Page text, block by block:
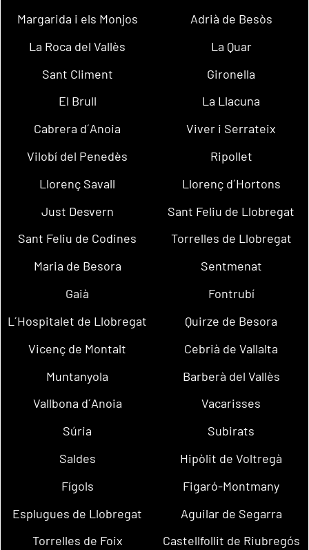
Margarida i els Monjos
Adrià de Besòs
La Roca del Vallès
La Quar
Sant Climent
Gironella
El Brull
La Llacuna
Cabrera d´Anoia
Viver i Serrateix
Vilobí del Penedès
Ripollet
Llorenç Savall
Llorenç d´Hortons
Just Desvern
Sant Feliu de Llobregat
Sant Feliu de Codines
Torrelles de Llobregat
Maria de Besora
Sentmenat
Gaià
Fontrubí
L´Hospitalet de Llobregat
Quirze de Besora
Vicenç de Montalt
Cebrià de Vallalta
Muntanyola
Barberà del Vallès
Vallbona d´Anoia
Vacarisses
Súria
Subirats
Saldes
Hipòlit de Voltregà
Fígols
Figaró-Montmany
Esplugues de Llobregat
Aguilar de Segarra
Torrelles de Foix
Castellfollit de Riubregós